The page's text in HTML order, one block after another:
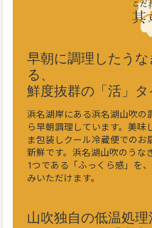
早朝に調理したう
る、
鮮度抜群の「活」タ
浜名湖岸にある浜名湖山吹の
ら早朝調理しています。美味
ま包装しクール冷蔵便でのお
新鮮です。浜名湖山吹のうな
1つである「ふっくら感」を
みいただけます。
山吹独自の低温処